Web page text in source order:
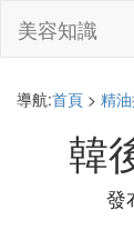
美容知識
導航:首頁 > 精
韓
發